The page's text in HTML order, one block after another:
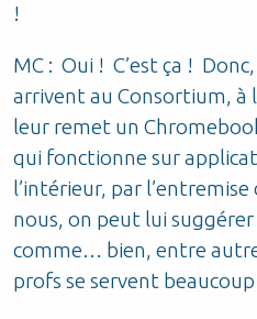
!
MC : Oui ! C’est ça !
arrivent au Consortium, à
leur remet un
qui fonctionne sur
l’intérieur, par
nous, on peut lui
comme… bien, entre
profs se servent beaucoup